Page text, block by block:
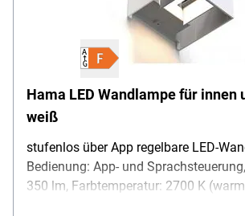
Hama LED Wandlampe für innen
weiß
stufenlos über App regelbare LED-
Bedienung: App- und
350 lm, Farbtemperatur: 2700 K